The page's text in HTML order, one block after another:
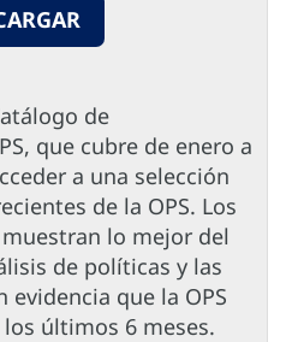
de
que cubre de enero a
a una selección
de la OPS. Los
lo mejor del
de políticas y las
evidencia que la OPS
últimos 6 meses.